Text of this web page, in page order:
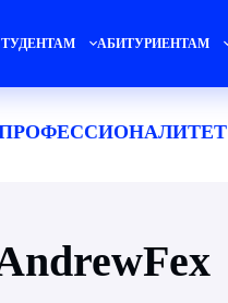
АБИТУРИЕНТАМ